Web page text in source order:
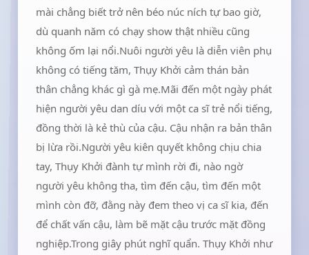
mài chẳng biết trở nên béo núc ních tự bao giờ,
dù quanh năm có chạy show thật nhiều cũng
không ốm lại nổi.Nuôi người yêu là diễn viên phụ
không có tiếng tăm, Thụy Khởi cảm thán bản
thân chẳng khác gì gà mẹ.Mãi đến một ngày phát
hiện người yêu dan díu với một ca sĩ trẻ nổi tiếng,
đồng thời là kẻ thù của cậu. Cậu nhận ra bản thân
bị lừa rồi.Người yêu kiên quyết không chịu chia
tay, Thụy Khởi đành tự mình rời đi, nào ngờ
người yêu không tha, tìm đến cậu, tìm đến một
mình còn đỡ, đằng này đem theo vị ca sĩ kia, đến
để chất vấn cậu, làm bẽ mặt cậu trước mặt đồng
nghiệp.Trong giây phút nghĩ quẩn. Thụy Khởi như